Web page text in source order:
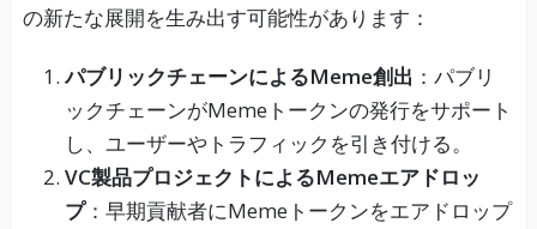
の新たな展開を生み出す可能性があります：
パブリックチェーンによるMeme創出 ：パブリ
ックチェーンがMemeトークンの発行をサポート
し、ユーザーやトラフィックを引き付ける。
VC製品プロジェクトによるMemeエアドロッ
プ：早期貢献者にMemeトークンをエアドロップ